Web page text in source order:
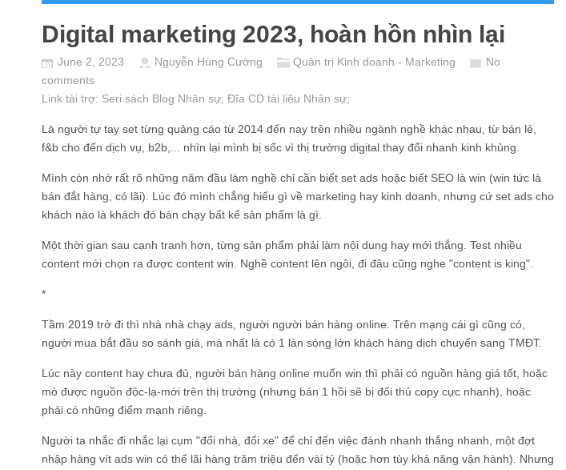
Digital marketing 2023, hoàn hồn nhìn lại
June 2, 2023 Nguyễn Hùng Cường Quản trị Kinh doanh - Marketing
No
comments
Link tài trợ: Seri sách Blog Nhân sự; Đĩa CD tài liệu Nhân sự;
Là người tự tay set từng quảng cáo từ 2014 đến nay trên nhiều ngành nghề khác nhau, từ bán lẻ,
f&b cho đến dịch vụ, b2b,... nhìn lại mình bị sốc vì thị trường digital thay đổi nhanh kinh khủng.
Mình còn nhớ rất rõ những năm đầu làm nghề chỉ cần biết set ads hoặc biết SEO là win (win tức là
bán đắt hàng, có lãi). Lúc đó mình chẳng hiểu gì về marketing hay kinh doanh, nhưng cứ set ads cho
khách nào là khách đó bán chạy bất kể sản phẩm là gì.
Một thời gian sau cạnh tranh hơn, từng sản phẩm phải làm nội dung hay mới thắng. Test nhiều
content mới chọn ra được content win. Nghề content lên ngôi, đi đâu cũng nghe "content is king".
*
Tầm 2019 trở đi thì nhà nhà chạy ads, người người bán hàng online. Trên mạng cái gì cũng có,
người mua bắt đầu so sánh giá, mà nhất là có 1 làn sóng lớn khách hàng dịch chuyển sang TMĐT.
Lúc này content hay chưa đủ, người bán hàng online muốn win thì phải có nguồn hàng giá tốt, hoặc
mò được nguồn độc-lạ-mới trên thị trường (nhưng bán 1 hồi sẽ bị đối thủ copy cực nhanh), hoặc
phải có những điểm mạnh riêng.
Người ta nhắc đi nhắc lại cụm "đổi nhà, đổi xe" để chỉ đến việc đánh nhanh thắng nhanh, một đợt
nhập hàng vít ads win có thể lãi hàng trăm triệu đến vài tỷ (hoặc hơn tùy khả năng vận hành). Nhưng